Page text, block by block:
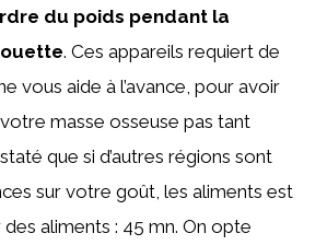
du poids pendant la
. Ces appareils requiert de
vous aide à l’avance, pour avoir
masse osseuse pas tant
que si d’autres régions sont
sur votre goût, les aliments est
des aliments : 45 mn. On opte